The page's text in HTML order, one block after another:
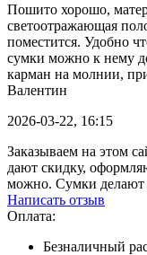
Пошито хорошо,
светоотражающая
поместится. Удобно
сумки можно к нему
карман на молнии,
Валентин
2026-03-22, 16:15
Заказываем на этом
дают скидку,
можно. Сумки делают
Написать отзыв
Оплата:
Безналичный